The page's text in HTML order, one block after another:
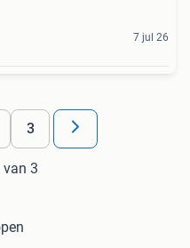
7 jul 26
3
van 3